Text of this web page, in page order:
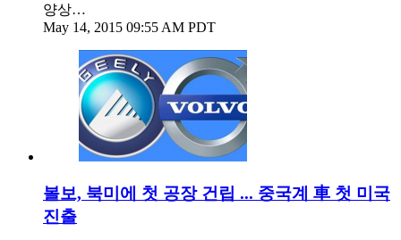
양상…
May 14, 2015 09:55 AM PDT
볼보, 북미에 첫 공장 건립 ... 중국계 車 첫 미국
진출